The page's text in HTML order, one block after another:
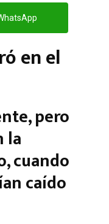
en el
pero
la
cuando
caído